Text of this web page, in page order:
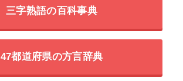
三字熟語の百科事典
47都道府県の方言辞典